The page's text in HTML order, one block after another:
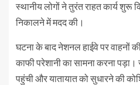
स्थानीय लोगों ने तुरंत राहत कार्य शुरू
निकालने में मदद की।
घटना के बाद नेशनल हाईवे पर वाहनों
काफी परेशानी का सामना करना
पहुंची और यातायात को सुधारने की